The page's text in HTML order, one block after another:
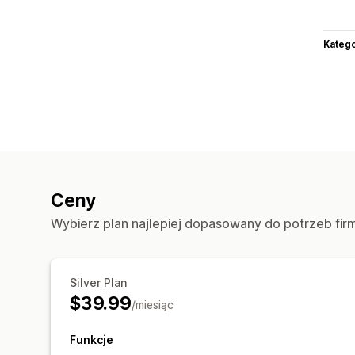
Ceny
Wybierz plan najlepiej dopasowany do potrzeb
Silver Plan
$39.99/miesiąc
Funkcje